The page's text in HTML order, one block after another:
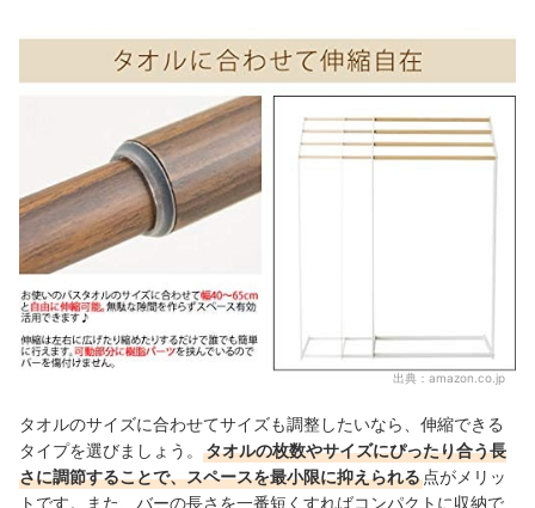
出典： amazon.co.jp
タオルのサイズに合わせてサイズも調整したいなら、伸縮できる
タイプを選びましょう。
タオルの枚数やサイズにぴったり合う長
さに調節することで、スペースを最小限に抑えられる 点がメリッ
トです。また、バーの長さを一番短くすればコンパクトに収納で